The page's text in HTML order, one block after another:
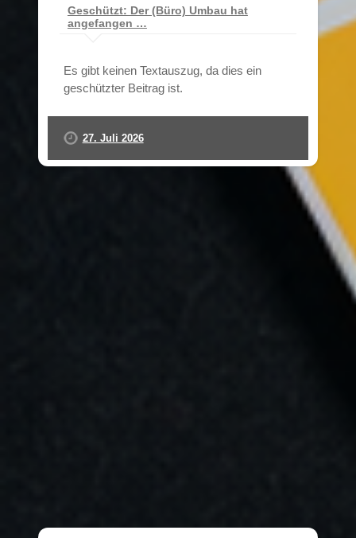
Geschützt: Der (Büro) Umbau hat
angefangen …
Es gibt keinen Textauszug, da dies ein
geschützter Beitrag ist.
27. Juli 2026